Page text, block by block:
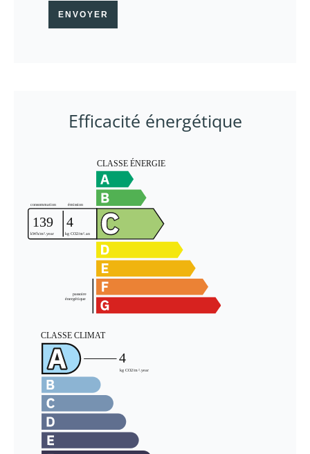
ENVOYER
Efficacité énergétique